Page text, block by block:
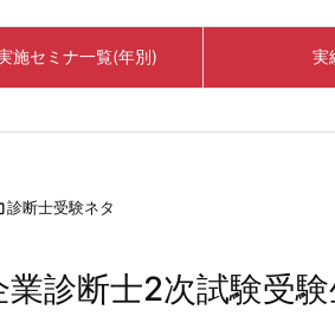
施セミナ一覧(年別) 実
診断士受験ネタ
業診断士2次試験受